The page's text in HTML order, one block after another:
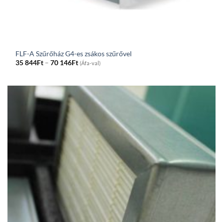
FLF-A Szűrőház G4-es zsákos szűrővel
35 844Ft – 70 146FtPrice
range:
through
70
146Ft
(Áfa-val)